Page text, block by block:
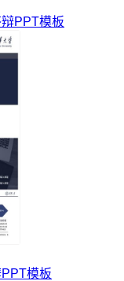
PPT模板
模板